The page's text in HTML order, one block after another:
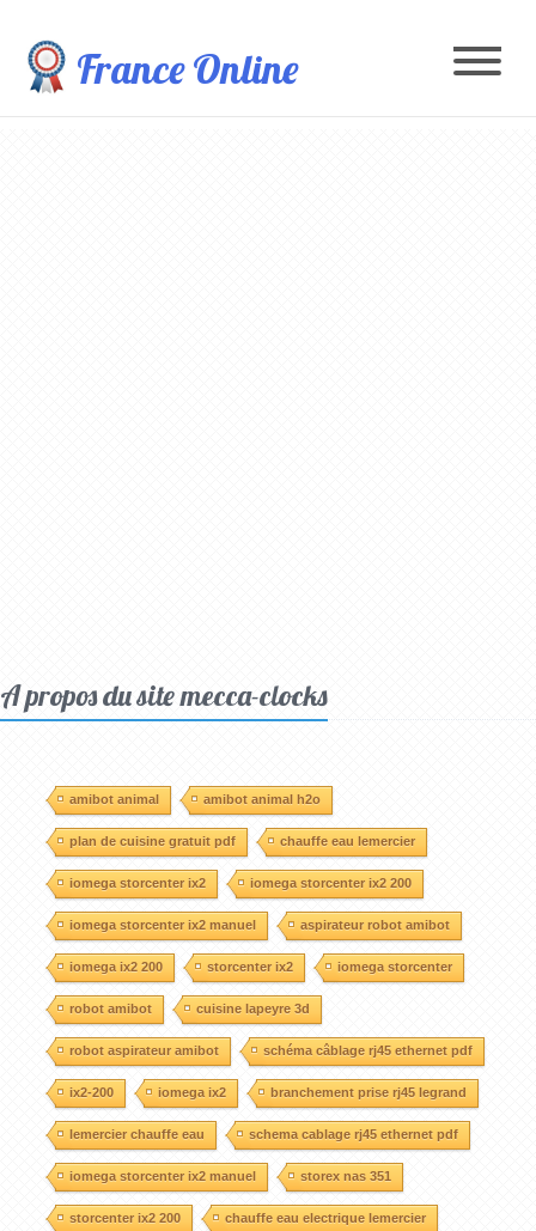
France Online
A propos du site mecca-clocks
amibot animal amibot animal h2o
plan de cuisine gratuit pdf chauffe eau lemercier
iomega storcenter ix2 iomega storcenter ix2 200
iomega storcenter ix2 manuel aspirateur robot amibot
iomega ix2 200 storcenter ix2 iomega storcenter
robot amibot cuisine lapeyre 3d
robot aspirateur amibot schéma câblage rj45 ethernet pdf
ix2-200 iomega ix2 branchement prise rj45 legrand
lemercier chauffe eau schema cablage rj45 ethernet pdf
iomega storcenter ix2 manuel storex nas 351
storcenter ix2 200 chauffe eau electrique lemercier